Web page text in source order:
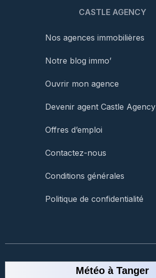
CASTLE AGENCY
Nos agences immobilières
Notre blog immo’
Ouvrir mon agence
Devenir agent Castle Agency
Offres d’emploi
Contactez-nous
Conditions générales
Politique de confidentialité
Météo à Tanger